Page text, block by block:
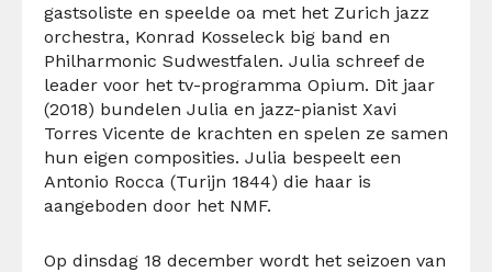
gastsoliste en speelde oa met het Zurich jazz
orchestra, Konrad Kosseleck big band en
Philharmonic Sudwestfalen. Julia schreef de
leader voor het tv-programma Opium. Dit jaar
(2018) bundelen Julia en jazz-pianist Xavi
Torres Vicente de krachten en spelen ze samen
hun eigen composities. Julia bespeelt een
Antonio Rocca (Turijn 1844) die haar is
aangeboden door het NMF.
Op dinsdag 18 december wordt het seizoen van